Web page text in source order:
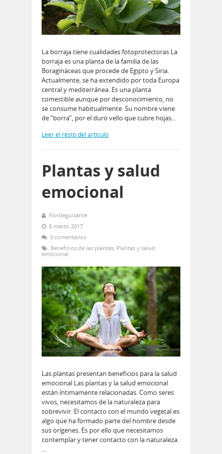
La borraja tiene cualidades fotoprotectoras La
borraja es una planta de la familia de las
Boragináceas que procede de Egipto y Siria.
Actualmente, se ha extendido por toda Europa
central y mediterránea. Es una planta
comestible aunque por desconocimiento, no
se consume habitualmente. Su nombre viene
de “borra”, por el duro vello que cubre hojas…
Leer el resto del artículo
Plantas y salud
emocional
Flordeguisante
6 marzo 2017
0 comentarios
Beneficios de las plantas, Plantas y salud
emocional
Las plantas presentan beneficios para la salud
emocional Las plantas y la salud emocional
están íntimamente relacionadas. Como seres
vivos, necesitamos de la naturaleza para
sobrevivir. El contacto con el mundo vegetal es
algo que ha formado parte del hombre desde
sus orígenes. Es por ello que necesitamos
contemplar y tener contacto con la naturaleza.
…